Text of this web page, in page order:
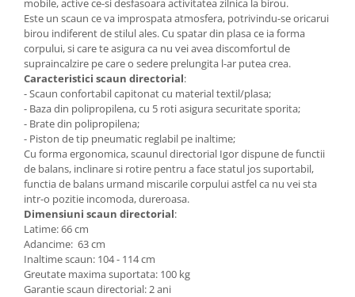
Scaune gradinita
Set mese si scaune gradinita
Mobilier copii
Mobila camera copii
Scaune birou pentru copii
Saltele patuturi copii
Paturi copii
Masa si scaune gradinita
Seturi comode living si dormitor
mobile, active ce-si desfasoara activitatea zilnica la birou.
Este un scaun ce va improspata atmosfera, potrivindu-se oricarui
birou indiferent de stilul ales. Cu spatar din plasa ce ia forma
corpului, si care te asigura ca nu vei avea discomfortul de
supraincalzire pe care o sedere prelungita l-ar putea crea.
Caracteristici scaun directorial:
- Scaun confortabil capitonat cu material textil/plasa;
- Baza din polipropilena, cu 5 roti asigura securitate sporita;
- Brate din polipropilena;
- Piston de tip pneumatic reglabil pe inaltime;
Cu forma ergonomica, scaunul directorial Igor dispune de functii
de balans, inclinare si rotire pentru a face statul jos suportabil,
functia de balans urmand miscarile corpului astfel ca nu vei sta
intr-o pozitie incomoda, dureroasa.
Dimensiuni scaun directorial:
Latime: 66 cm
Adancime: 63 cm
Inaltime scaun: 104 - 114 cm
Greutate maxima suportata: 100 kg
Garantie scaun directorial: 2 ani